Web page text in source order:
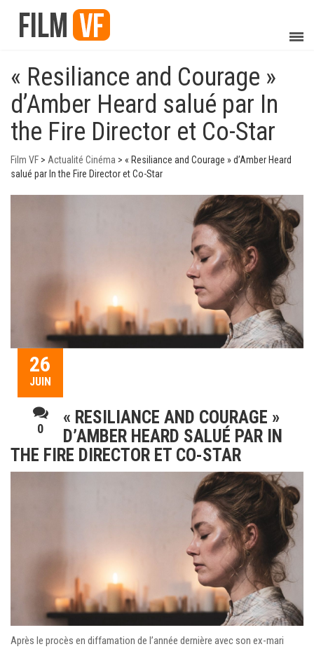
« Resiliance and Courage »
d’Amber Heard salué par In
the Fire Director et Co-Star
Film VF > Actualité Cinéma > « Resiliance and Courage » d’Amber Heard
salué par In the Fire Director et Co-Star
26
JUIN
0
« RESILIANCE AND COURAGE »
D’AMBER HEARD SALUÉ PAR IN
THE FIRE DIRECTOR ET CO-STAR
Après le procès en diffamation de l’année dernière avec son ex-mari